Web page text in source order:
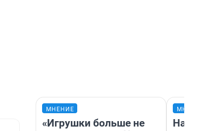
МНЕНИЕ
«Игрушки больше не